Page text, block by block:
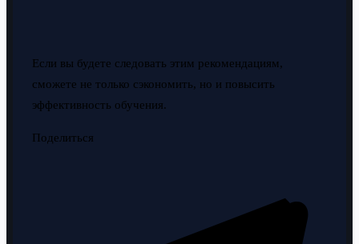
Если вы будете следовать этим рекомендациям,
сможете не только сэкономить, но и повысить
эффективность обучения.
Поделиться